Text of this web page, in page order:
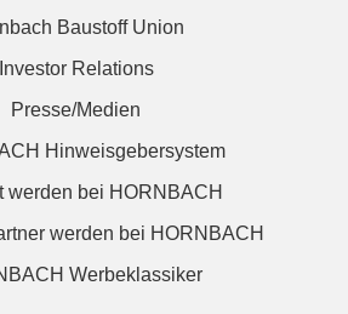
Baustoff Union
Investor Relations
Presse/Medien
Hinweisgebersystem
werden bei HORNBACH
werden bei HORNBACH
Werbeklassiker